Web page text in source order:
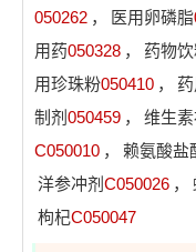
050262 ， 医用卵磷脂
用药050328 ， 药物
用珍珠粉050410 ，
制剂 050459 ， 维生
C050010 ， 赖氨酸盐
洋参冲剂 C050026 ，
枸杞C050047